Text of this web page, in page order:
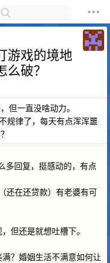
游戏的境地
破？
但一直没啥动力。
规律了，每天有点浑浑噩
多回复，挺感动的，有点
在还贷款）有老婆有可
但还是就想吐槽下。
？婚姻生活不满意如何让